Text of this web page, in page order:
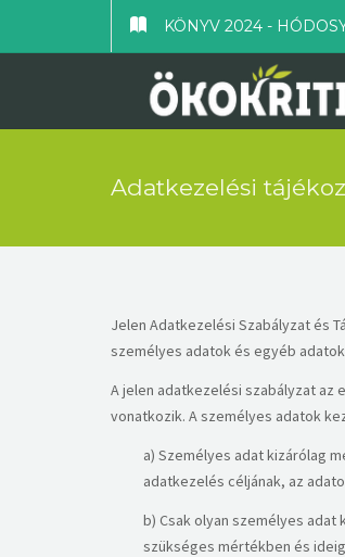
KÖNYV 2024 -
Adatkezelési
​Jelen Adatkezelési Szabályzat és
személyes adatok és egyéb
​A jelen adatkezelési szabályzat az
vonatkozik. A személyes adatok
​a) Személyes adat kizárólag
adatkezelés céljának, az
b) Csak olyan személyes
szükséges mértékben és